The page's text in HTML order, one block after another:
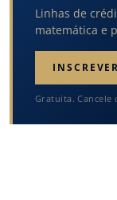
Linhas de
matemática e
Gratuita. Cancele